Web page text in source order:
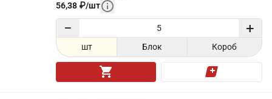
56,38 ₽/шт
− +
шт Блок Короб